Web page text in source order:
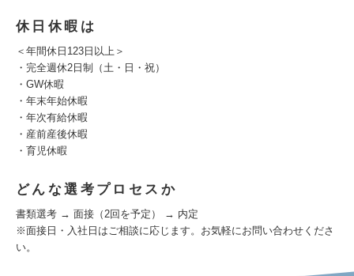
休日休暇は
＜年間休日123日以上＞
・完全週休2日制（土・日・祝）
・GW休暇
・年末年始休暇
・年次有給休暇
・産前産後休暇
・育児休暇
どんな選考プロセスか
書類選考 → 面接（2回を予定） → 内定
※面接日・入社日はご相談に応じます。お気軽にお問い合わせくださ
い。